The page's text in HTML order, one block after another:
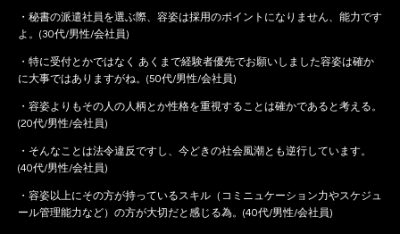
・秘書の派遣社員を選ぶ際、容姿は採用のポイントになりません、能力です
よ。(30代/男性/会社員)
・特に受付とかではなく あくまで経験者優先でお願いしました容姿は確か
に大事ではありますがね。(50代/男性/会社員)
・容姿よりもその人の人柄とか性格を重視することは確かであると考える。
(20代/男性/会社員)
・そんなことは法令違反ですし、今どきの社会風潮とも逆行しています。
(40代/男性/会社員)
・容姿以上にその方が持っているスキル（コミニュケーション力やスケジュ
ール管理能力など）の方が大切だと感じる為。(40代/男性/会社員)